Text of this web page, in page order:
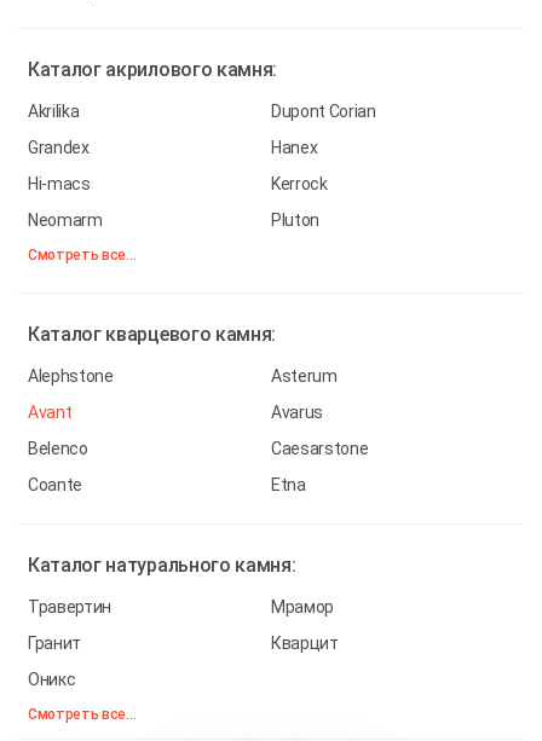
Каталог акрилового камня:
Akrilika
Dupont Corian
Grandex
Hanex
Hi-macs
Kerrock
Neomarm
Pluton
Смотреть все...
Каталог кварцевого камня:
Alephstone
Asterum
Avant
Avarus
Belenco
Caesarstone
Coante
Etna
Каталог натурального камня:
Травертин
Мрамор
Гранит
Кварцит
Оникс
Смотреть все...